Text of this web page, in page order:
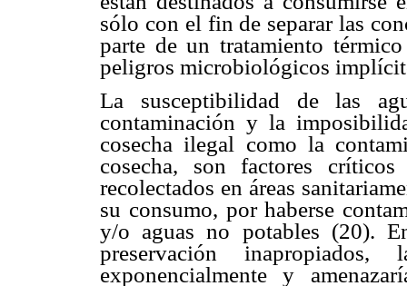
sólo con el fin de separar las
parte de un tratamiento
peligros microbiológicos
La susceptibilidad de las
contaminación y la
cosecha ilegal como la
cosecha, son factores
recolectados en áreas
su consumo, por haberse
y/o aguas no potables (20).
preservación inapropiados,
exponencialmente y